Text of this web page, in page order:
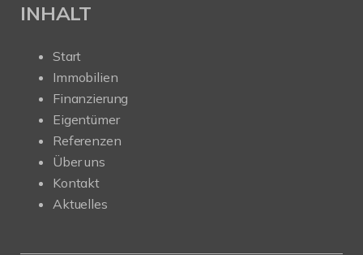
INHALT
Start
Immobilien
Finanzierung
Eigentümer
Referenzen
Über uns
Kontakt
Aktuelles